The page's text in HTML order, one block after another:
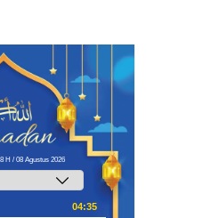
H / 08 Agustus 2026
04:35